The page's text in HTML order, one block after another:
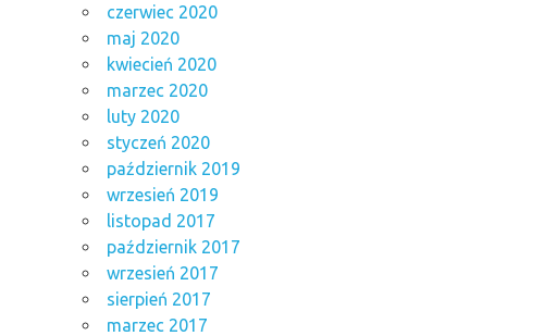
czerwiec 2020
maj 2020
kwiecień 2020
marzec 2020
luty 2020
styczeń 2020
październik 2019
wrzesień 2019
listopad 2017
październik 2017
wrzesień 2017
sierpień 2017
marzec 2017